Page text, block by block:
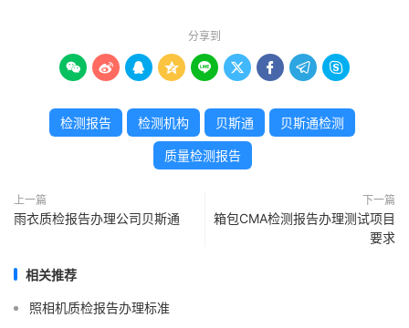
分享到
        
检测报告 检测机构 贝斯通 贝斯通检测
质量检测报告
上一篇
雨衣质检报告办理公司贝斯通
下一篇
箱包CMA检测报告办理测试项目
要求
相关推荐
照相机质检报告办理标准